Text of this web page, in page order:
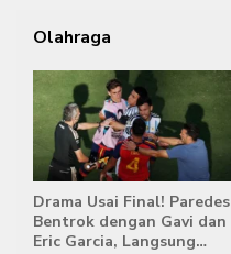
Olahraga
Drama Usai Final! Paredes
Bentrok dengan Gavi dan
Eric Garcia, Langsung